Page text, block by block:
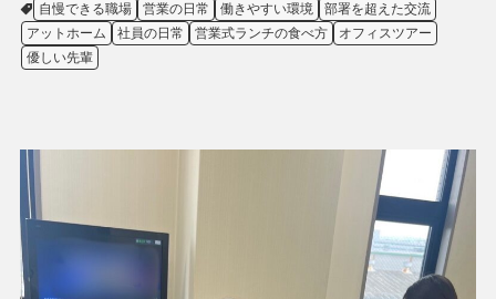
自慢できる職場 営業の日常 働きやすい環境
部署を超えた交流
アットホーム
社員の日常 営業式ランチの食べ方
オフィスツアー
優しい先輩